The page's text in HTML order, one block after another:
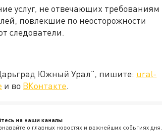
услуг, не отвечающих требованиям
повлекшие по неосторожности
следователи.
Южный Урал", пишите: ural-
и во ВКонтакте.
на наши каналы
о главных новостях и важнейших событиях дня.